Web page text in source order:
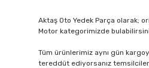
Aktaş Oto Yedek Parça olarak;
Motor kategorimizde
Tüm ürünlerimiz aynı gün
tereddüt ediyorsanız